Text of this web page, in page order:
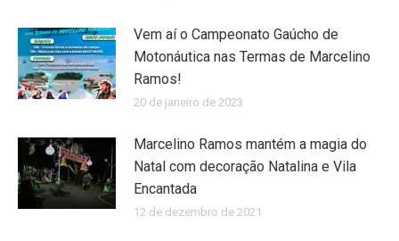
Vem aí o Campeonato Gaúcho de
Motonáutica nas Termas de Marcelino
Ramos!
20 de janeiro de 2023
Marcelino Ramos mantém a magia do
Natal com decoração Natalina e Vila
Encantada
12 de dezembro de 2021